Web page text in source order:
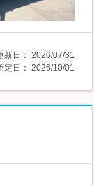
新日： 2026/07/31
定日： 2026/10/01